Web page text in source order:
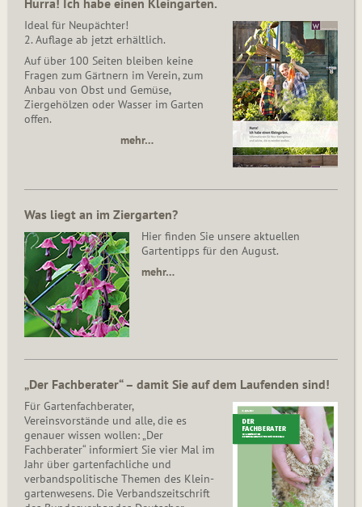
Ideal für Neupächter!
2. Auflage ab jetzt erhältlich.
Auf über 100 Seiten bleiben keine
Fragen zum Gärtnern im Verein, zum
Anbau von Obst und Gemüse,
Ziergehölzen oder Wasser im Garten
offen.
mehr…
Was liegt an im Ziergarten?
Hier finden Sie unsere aktuellen
Gartentipps für den August.
mehr…
„Der Fachberater“ – damit Sie auf dem Laufenden sind!
Für Gartenfachberater,
Vereinsvorstände und alle, die es
genauer wissen wollen: „Der
Fachberater“ informiert Sie vier Mal im
Jahr über gartenfachliche und
verbandspolitische Themen des Klein­
gar­ten­wesens. Die Ver­bands­zeit­schrift